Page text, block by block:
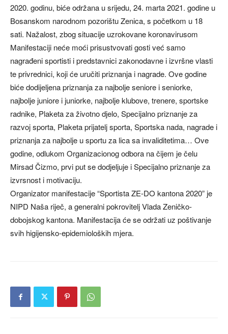
2020. godinu, biće održana u srijedu, 24. marta 2021. godine u
Bosanskom narodnom pozorištu Zenica, s početkom u 18
sati. Nažalost, zbog situacije uzrokovane koronavirusom
Manifestaciji neće moći prisustvovati gosti već samo
nagrađeni sportisti i predstavnici zakonodavne i izvršne vlasti
te privrednici, koji će uručiti priznanja i nagrade. Ove godine
biće dodijeljena priznanja za najbolje seniore i seniorke,
najbolje juniore i juniorke, najbolje klubove, trenere, sportske
radnike, Plaketa za životno djelo, Specijalno priznanje za
razvoj sporta, Plaketa prijatelj sporta, Sportska nada, nagrade i
priznanja za najbolje u sportu za lica sa invaliditetima… Ove
godine, odlukom Organizacionog odbora na čijem je čelu
Mirsad Čizmo, prvi put se dodjeljuje i Specijalno priznanje za
izvrsnost i motivaciju.
Organizator manifestacije “Sportista ZE-DO kantona 2020” je
NIPD Naša riječ, a generalni pokrovitelj Vlada Zeničko-
dobojskog kantona. Manifestacija će se održati uz poštivanje
svih higijensko-epidemioloških mjera.